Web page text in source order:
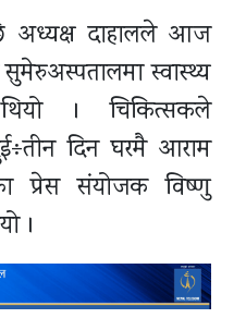
अध्यक्ष दाहालले आज
स्वास्थ्य
। चिकित्सकले
दिन घरमै आराम
प्रेस संयोजक विष्णु
।